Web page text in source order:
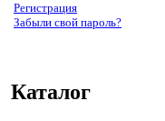
Регистрация
Забыли свой пароль?
Каталог